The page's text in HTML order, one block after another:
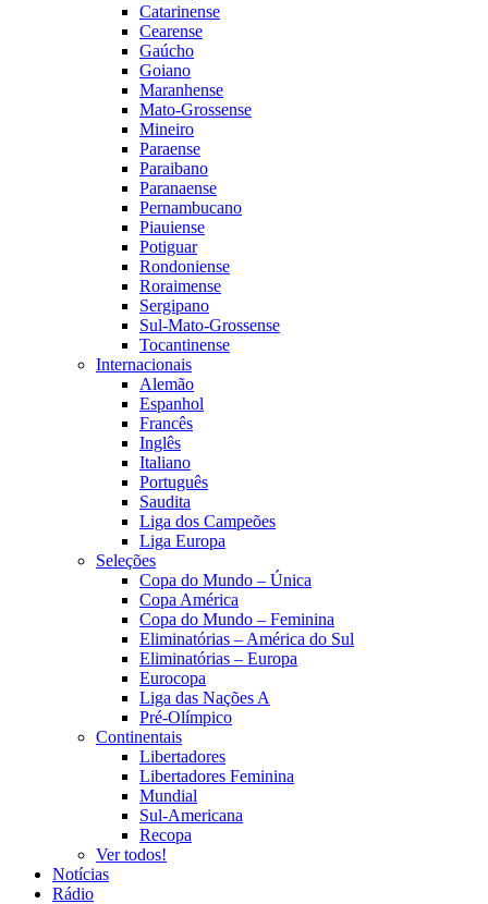
Catarinense
Cearense
Gaúcho
Goiano
Maranhense
Mato-Grossense
Mineiro
Paraense
Paraibano
Paranaense
Pernambucano
Piauiense
Potiguar
Rondoniense
Roraimense
Sergipano
Sul-Mato-Grossense
Tocantinense
Internacionais
Alemão
Espanhol
Francês
Inglês
Italiano
Português
Saudita
Liga dos Campeões
Liga Europa
Seleções
Copa do Mundo – Única
Copa América
Copa do Mundo – Feminina
Eliminatórias – América do Sul
Eliminatórias – Europa
Eurocopa
Liga das Nações A
Pré-Olímpico
Continentais
Libertadores
Libertadores Feminina
Mundial
Sul-Americana
Recopa
Ver todos!
Notícias
Rádio